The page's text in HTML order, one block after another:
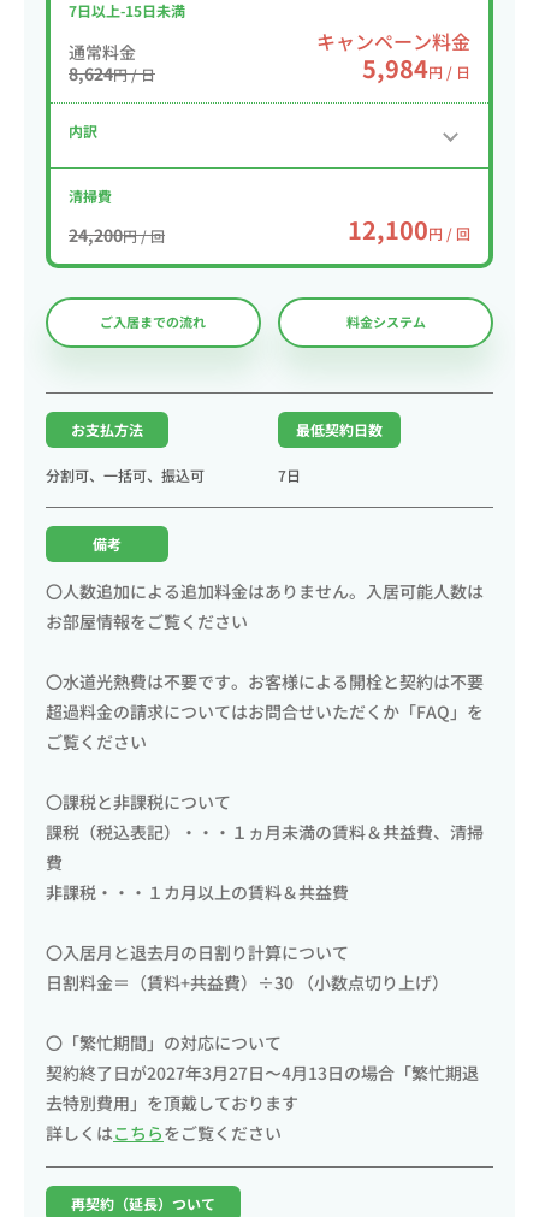
7日以上-15日未満
通常料金
8,624円 / 日
キャンペーン料金
5,984円 / 日
内訳
清掃費
24,200円 / 回 12,100円 / 回
ご入居までの流れ 料金システム
お支払方法
分割可、一括可、振込可
最低契約日数
7日
備考
〇人数追加による追加料金はありません。入居可能人数は
お部屋情報をご覧ください
〇水道光熱費は不要です。お客様による開栓と契約は不要
超過料金の請求についてはお問合せいただくか「FAQ」を
ご覧ください
〇課税と非課税について
課税（税込表記）・・・１ヵ月未満の賃料＆共益費、清掃
費
非課税・・・１カ月以上の賃料＆共益費
〇入居月と退去月の日割り計算について
日割料金＝（賃料+共益費）÷30 （小数点切り上げ）
〇「繁忙期間」の対応について
契約終了日が2027年3月27日〜4月13日の場合「繁忙期退
去特別費用」を頂戴しております
詳しくはこちらをご覧ください
再契約（延長）ついて